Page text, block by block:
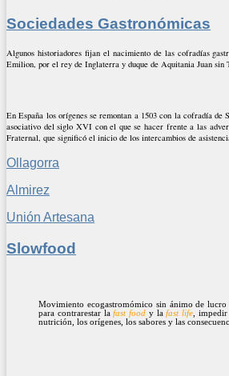
Sociedades Gastronómicas
Algunos historiadores fijan el nacimiento de las cofradías
Emilion, por el rey de Inglaterra y duque de Aquitania Juan
En España los orígenes se remontan a 1503 con la cofradía
asociativo del siglo XVI con el que se hacer frente a las
Fraternal, que significó el inicio de los intercambios de
Ollagorra
Almirez
Unión Artesana
Slowfood
Movimiento ecogastromómico sin ánimo de
para contrarestar lafast food y lafast life ,
nutrición, los orígenes, los sabores y las